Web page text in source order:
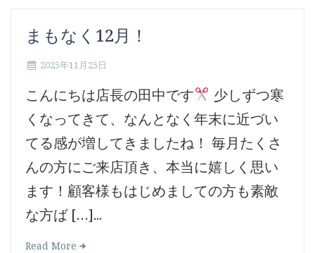
まもなく12月！
2025年11月25日
こんにちは店長の田中です
少しずつ寒
くなってきて、なんとなく年末に近づい
てる感が増してきましたね！ 毎月たくさ
んの方にご来店頂き、本当に嬉しく思い
ます！顧客様もはじめましての方も素敵
な方ば […]...
Read More